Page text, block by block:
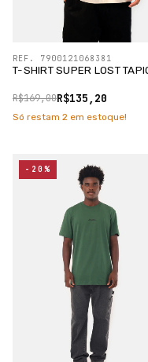
T-SHIRT SUPER LOST
R$135,20
R$169,00
REF. 7900121068381
Só restam 2 em estoque!
-20%